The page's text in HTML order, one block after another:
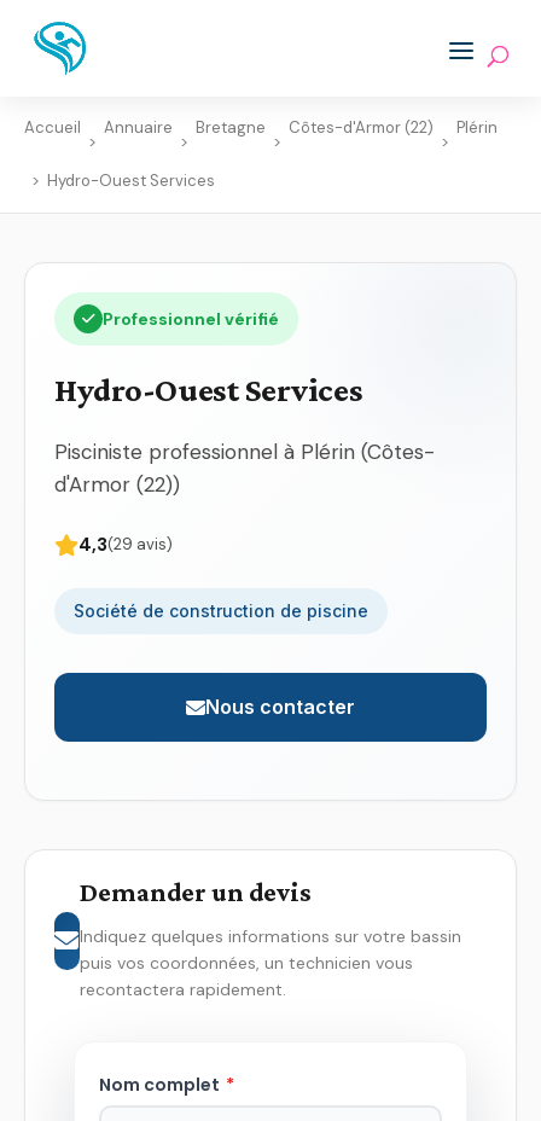
Accueil
>
Annuaire
>
Bretagne
>
Côtes-d'Armor (22)
>
Plérin
> Hydro-Ouest Services
Professionnel vérifié
Hydro-Ouest Services
Pisciniste professionnel à Plérin (Côtes-
d'Armor (22))
4,3(29 avis)
Société de construction de piscine
Nous contacter
Demander un devis
Indiquez quelques informations sur votre bassin
puis vos coordonnées, un technicien vous
recontactera rapidement.
Nom complet *